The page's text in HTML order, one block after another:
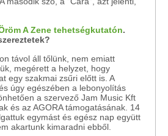
A Zene tehetségkutatón.
távol áll tőlünk, nem emiatt
megérett a helyzet, hogy
egy szakmai zsűri előtt is. A
úgy egészében a lebonyolítás
a szervező Jam Music Kft
és az AGORA támogatásának. 14
egymást és egész nap együtt
akartunk kimaradni ebből.